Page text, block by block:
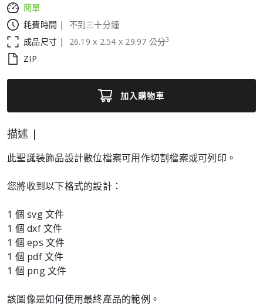
簡單
耗費時間 |
不到三十分鐘
成品尺寸 |
26.19 x 2.54 x 29.97 公分3
ZIP
加入購物車
描述 |
此聖誕裝飾品設計數位檔案可用作切割檔案或可列印。
您將收到以下格式的設計：
1 個 svg 文件
1 個 dxf 文件
1 個 eps 文件
1 個 pdf 文件
1 個 png 文件
該圖像是如何使用最終產品的範例。